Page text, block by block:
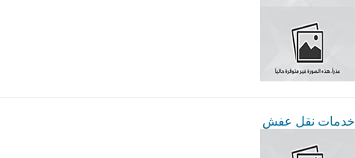
خدمات نقل عفش